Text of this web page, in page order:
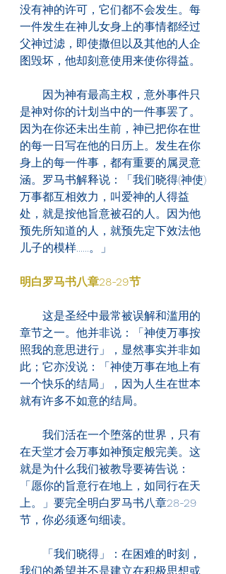
没有神的许可，它们都不会发生。每
一件发生在神儿女身上的事情都经过
父神过滤，即使撒但以及其他的人企
图毁坏，他却刻意使用来使你得益。
因为神有最高主权，意外事件只
是神对你的计划当中的一件事罢了。
因为在你还未出生前，神已把你在世
的每一日写在他的日历上。发生在你
身上的每一件事，都有重要的属灵意
涵。罗马书解释说：「我们晓得(神使)
万事都互相效力，叫爱神的人得益
处，就是按他旨意被召的人。因为他
预先所知道的人，就预先定下效法他
儿子的模样......。」
明白罗马书八章28-29节
这是圣经中最常被误解和滥用的
章节之一。他并非说：「神使万事按
照我的意思进行」，显然事实并非如
此；它亦没说：「神使万事在地上有
一个快乐的结局」，因为人生在世本
就有许多不如意的结局。
我们活在一个堕落的世界，只有
在天堂才会万事如神预定般完美。这
就是为什么我们被教导要祷告说：
「愿你的旨意行在地上，如同行在天
上。」要完全明白罗马书八章28-29
节，你必须逐句细读。
「我们晓得」：在困难的时刻，
我们的希望并不是建立在积极思想或